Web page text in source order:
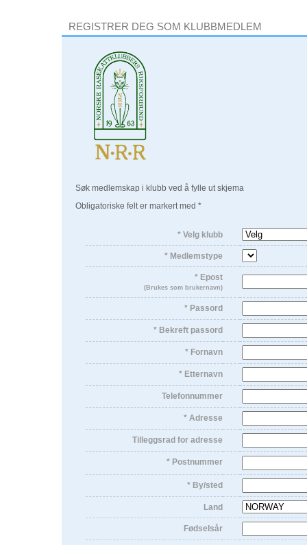
REGISTRER DEG SOM KLUBBMEDLEM
Søk medlemskap i klubb ved å fylle ut skjema
Obligatoriske felt er markert med *
* Velg klubb
* Medlemstype
* Epost
(Brukes som brukernavn)
* Passord
* Bekreft passord
* Fornavn
* Etternavn
Telefonnummer
* Adresse
Tilleggsrad for adresse
* Postnummer
* By/sted
Land
Fødselsår